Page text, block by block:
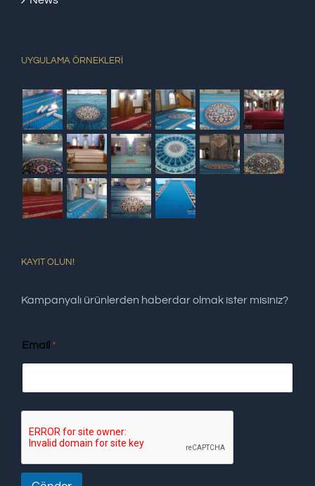
UYGULAMA ÖRNEKLERİ
KAYIT OLUN!
Kampanyalı ürünlerden haberdar olmak ister misiniz?
Email *